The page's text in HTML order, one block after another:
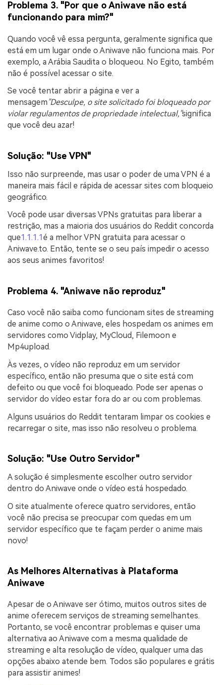
Problema 3. "Por que o Aniwave não está
funcionando para mim?"
Quando você vê essa pergunta, geralmente significa que
está em um lugar onde o Aniwave não funciona mais. Por
exemplo, a Arábia Saudita o bloqueou. No Egito, também
não é possível acessar o site.
Se você tentar abrir a página e ver a
mensagem"Desculpe, o site solicitado foi bloqueado por
violar regulamentos de propriedade intelectual,"significa
que você deu azar!
Solução: "Use VPN"
Isso não surpreende, mas usar o poder de uma VPN é a
maneira mais fácil e rápida de acessar sites com bloqueio
geográfico.
Você pode usar diversas VPNs gratuitas para liberar a
restrição, mas a maioria dos usuários do Reddit concorda
que1.1.1.1 é a melhor VPN gratuita para acessar o
Aniwave.to. Então, tente se o seu país impedir o acesso
aos seus animes favoritos!
Problema 4. "Aniwave não reproduz"
Caso você não saiba como funcionam sites de streaming
de anime como o Aniwave, eles hospedam os animes em
servidores como Vidplay, MyCloud, Filemoon e
Mp4upload.
Às vezes, o vídeo não reproduz em um servidor
específico, então não presuma que o site está com
defeito ou que você foi bloqueado. Pode ser apenas o
servidor do vídeo estar fora do ar ou com problemas.
Alguns usuários do Reddit tentaram limpar os cookies e
recarregar o site, mas isso não resolveu o problema.
Solução: "Use Outro Servidor"
A solução é simplesmente escolher outro servidor
dentro do Aniwave onde o vídeo está hospedado.
O site atualmente oferece quatro servidores, então
você não precisa se preocupar com quedas em um
servidor específico que te façam perder o anime mais
novo!
As Melhores Alternativas à Plataforma
Aniwave
Apesar de o Aniwave ser ótimo, muitos outros sites de
anime oferecem serviços de streaming semelhantes.
Portanto, se você encontrar problemas e quiser uma
alternativa ao Aniwave com a mesma qualidade de
streaming e alta resolução de vídeo, qualquer uma das
opções abaixo atende bem. Todos são populares e grátis
para assistir animes!